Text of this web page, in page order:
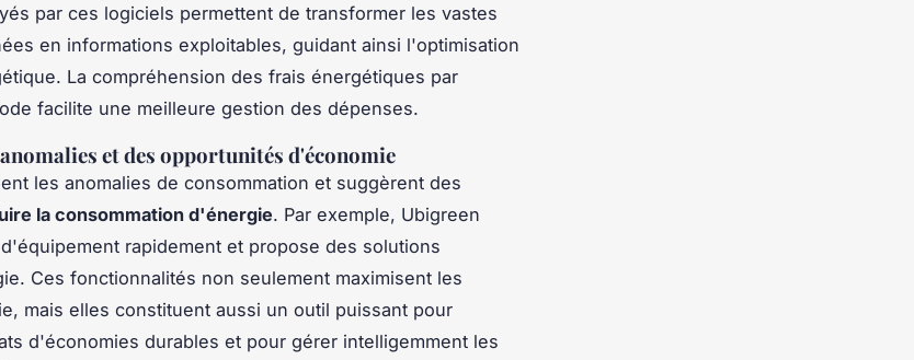
par ces logiciels permettent de transformer les vastes
en informations exploitables, guidant ainsi l'optimisation
La compréhension des frais énergétiques par
facilite une meilleure gestion des dépenses.
et des opportunités d'économie
les anomalies de consommation et suggèrent des
la consommation d'énergie. Par exemple, Ubigreen
rapidement et propose des solutions
Ces fonctionnalités non seulement maximisent les
mais elles constituent aussi un outil puissant pour
d'économies durables et pour gérer intelligemment les